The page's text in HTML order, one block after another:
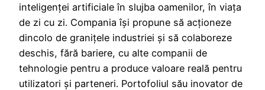
inteligenței artificiale în slujba oamenilor, în viața
de zi cu zi. Compania își propune să acționeze
dincolo de granițele industriei și să colaboreze
deschis, fără bariere, cu alte companii de
tehnologie pentru a produce valoare reală pentru
utilizatori și parteneri. Portofoliul său inovator de